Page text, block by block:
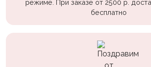
режиме. При заказе от 2500 р.
бесплатно